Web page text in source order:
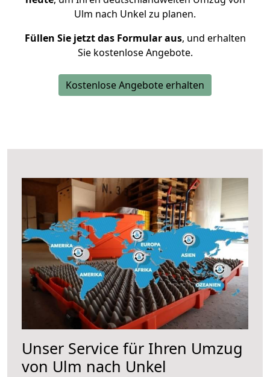
Ulm nach Unkel zu planen.
Füllen Sie jetzt das Formular aus, und erhalten
Sie kostenlose Angebote.
Kostenlose Angebote erhalten
Unser Service für Ihren Umzug
von Ulm nach Unkel